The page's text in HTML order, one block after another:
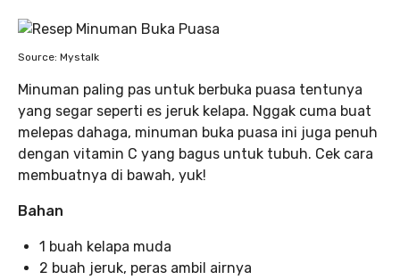
Source: Mystalk
Minuman paling pas untuk berbuka puasa tentunya
yang segar seperti es jeruk kelapa. Nggak cuma buat
melepas dahaga, minuman buka puasa ini juga penuh
dengan vitamin C yang bagus untuk tubuh. Cek cara
membuatnya di bawah, yuk!
Bahan
1 buah kelapa muda
2 buah jeruk, peras ambil airnya